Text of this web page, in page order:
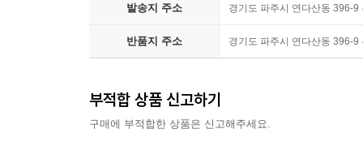
발송지 주소 경기도 파주시 연다산동 396-9
반품지 주소 경기도 파주시 연다산동 396-9
부적합 상품 신고하기
구매에 부적합한 상품은 신고해주세요.